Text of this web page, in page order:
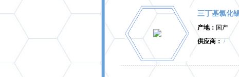
三丁基氯化
产地： 国产
供应商： /